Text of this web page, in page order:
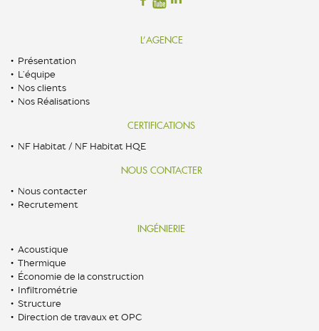
L’AGENCE
Présentation
L’équipe
Nos clients
Nos Réalisations
CERTIFICATIONS
NF Habitat / NF Habitat HQE
NOUS CONTACTER
Nous contacter
Recrutement
INGÉNIERIE
Acoustique
Thermique
Économie de la construction
Infiltrométrie
Structure
Direction de travaux et OPC